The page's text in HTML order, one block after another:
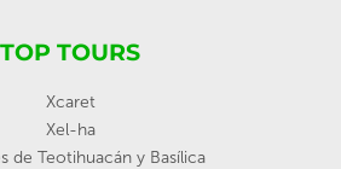
TOP TOURS
Xcaret
Xel-ha
de Teotihuacán y Basílica